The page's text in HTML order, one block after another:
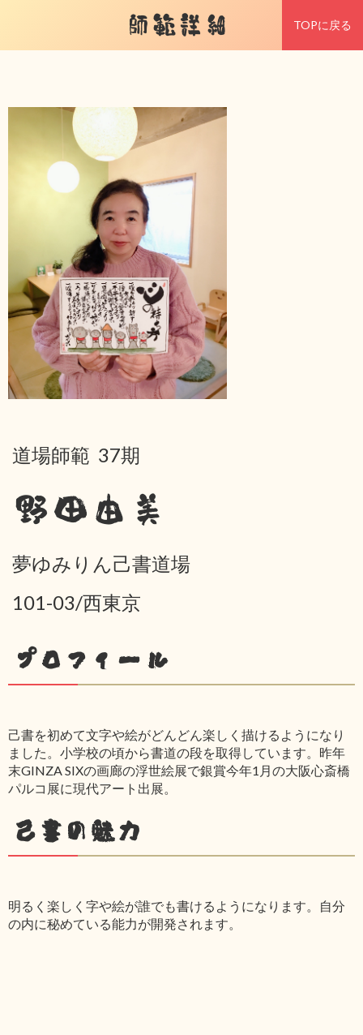
師範詳細 TOPに戻る
道場師範 37期
野田由美
夢ゆみりん己書道場
101-03/西東京
プロフィール
己書を初めて文字や絵がどんどん楽しく描けるようになり
ました。小学校の頃から書道の段を取得しています。昨年
末GINZA SIXの画廊の浮世絵展で銀賞今年1月の大阪心斎橋
パルコ展に現代アート出展。
己書の魅力
明るく楽しく字や絵が誰でも書けるようになります。自分
の内に秘めている能力が開発されます。